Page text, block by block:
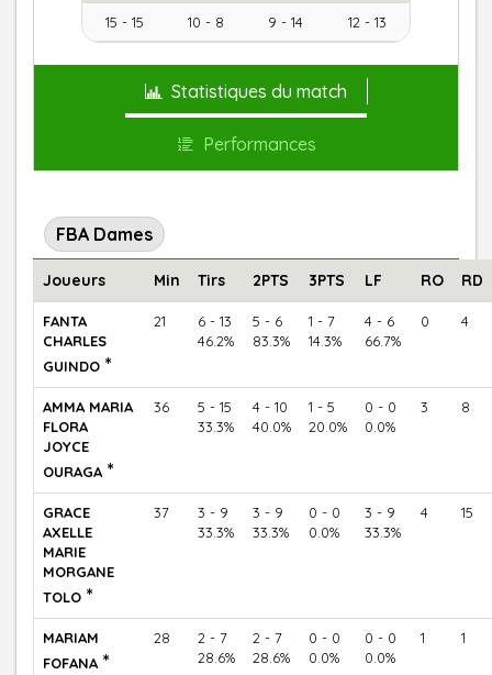
15 - 15 10 - 8 9 - 14 12 - 13
Statistiques du match
Performances
FBA Dames
Joueurs Min Tirs 2PTS 3PTS LF RO RD
FANTA
CHARLES
GUINDO *
21
6 - 13
46.2%
5 - 6
83.3%
1 - 7
14.3%
4 - 6
66.7%
0 4
AMMA MARIA
FLORA
JOYCE
OURAGA *
36
5 - 15
33.3%
4 - 10
40.0%
1 - 5
20.0%
0 - 0
0.0%
3 8
GRACE
AXELLE
MARIE
MORGANE
TOLO *
37
3 - 9
33.3%
3 - 9
33.3%
0 - 0
0.0%
3 - 9
33.3%
4 15
MARIAM
FOFANA *
28
2 - 7
28.6%
2 - 7
28.6%
0 - 0
0.0%
0 - 0
0.0%
1 1